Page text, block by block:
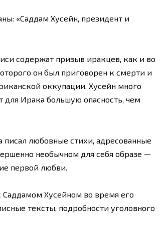
«Саддам Хусейн, президент и
содержат призыв иракцев, как и во
он был приговорен к смерти и
оккупации. Хусейн много
для Ирака большую опасность, чем
любовные стихи, адресованные
необычном для себя образе —
первой любви.
Саддамом Хусейном во время его
тексты, подробности уголовного